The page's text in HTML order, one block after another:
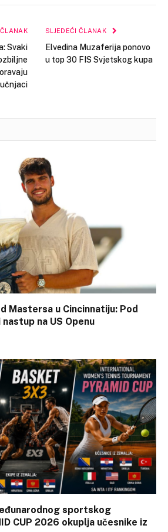
Svaki
SLJEDEĆI ČLANAK
Elvedina Muzaferija ponovo
u top 30 FIS Svjetskog kupa
Mastersa u Cincinnatiju: Pod
na US Openu
sportskog
CUP 2026 okuplja učesnike iz